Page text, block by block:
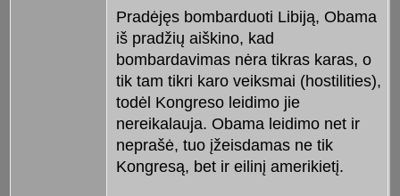
Pradėjęs bombarduoti Libiją, Obama
iš pradžių aiškino, kad
bombardavimas nėra tikras karas, o
tik tam tikri karo veiksmai (hostilities),
todėl Kongreso leidimo jie
nereikalauja. Obama leidimo net ir
neprašė, tuo įžeisdamas ne tik
Kongresą, bet ir eilinį amerikietį.